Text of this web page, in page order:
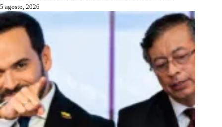
5 agosto, 2026